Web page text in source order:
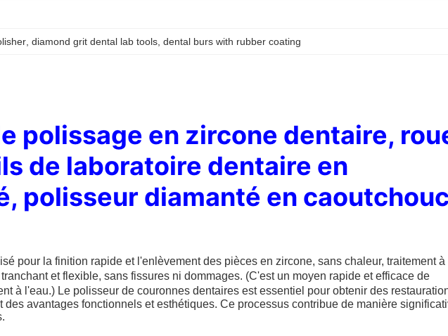
, diamond grit dental lab tools , dental burs with rubber coating
polissage en zircone dentaire,
de laboratoire dentaire en
polisseur diamanté en
pour la finition rapide et l'enlèvement des pièces en zircone, sans chaleur, traitement à
et flexible, sans fissures ni dommages. (C'est un moyen rapide et efficace de
à l'eau.) Le polisseur de couronnes dentaires est essentiel pour obtenir des
avantages fonctionnels et esthétiques. Ce processus contribue de manière